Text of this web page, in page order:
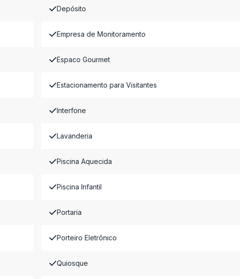
Depósito
Empresa de Monitoramento
Espaco Gourmet
Estacionamento para Visitantes
Interfone
Lavanderia
Piscina Aquecida
Piscina Infantil
Portaria
Porteiro Eletrônico
Quiosque